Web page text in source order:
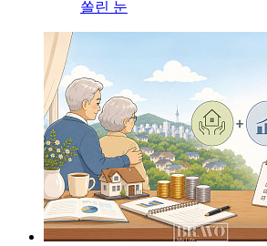
쏠린 눈